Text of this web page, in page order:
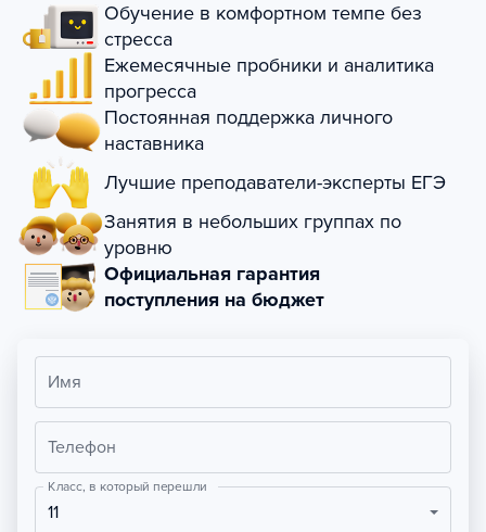
Обучение в комфортном темпе без
стресса
Ежемесячные пробники и аналитика
прогресса
Постоянная поддержка личного
наставника
Лучшие преподаватели-эксперты ЕГЭ
Занятия в небольших группах по
уровню
Официальная гарантия
поступления на бюджет
Имя
Телефон
Класс, в который перешли
11